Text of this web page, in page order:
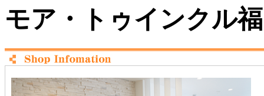
モア・トゥインクル